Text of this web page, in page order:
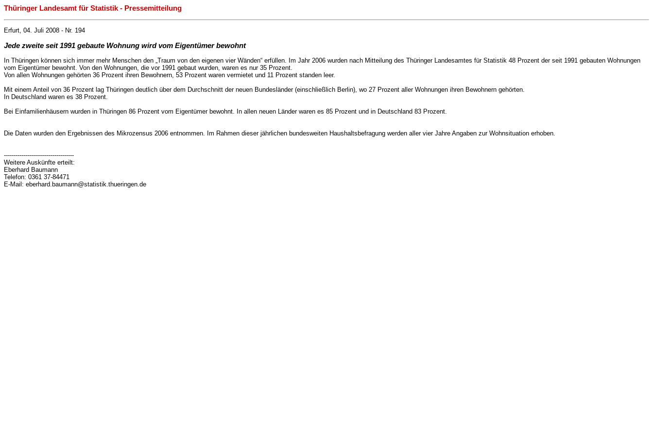
Thüringer Landesamt für Statistik - Pressemitteilung
Erfurt, 04. Juli 2008 - Nr. 194
Jede zweite seit 1991 gebaute Wohnung wird vom Eigentümer bewohnt
In Thüringen können sich immer mehr Menschen den „Traum von den eigenen vier Wänden“ erfüllen. Im Jahr 2006 wurden nach Mitteilung des Thüringer Landesamtes für Statistik 48 Prozent der seit 1991 gebauten Wohnungen
vom Eigentümer bewohnt. Von den Wohnungen, die vor 1991 gebaut wurden, waren es nur 35 Prozent.
Von allen Wohnungen gehörten 36 Prozent ihren Bewohnern, 53 Prozent waren vermietet und 11 Prozent standen leer.
Mit einem Anteil von 36 Prozent lag Thüringen deutlich über dem Durchschnitt der neuen Bundesländer (einschließlich Berlin), wo 27 Prozent aller Wohnungen ihren Bewohnern gehörten.
In Deutschland waren es 38 Prozent.
Bei Einfamilienhäusern wurden in Thüringen 86 Prozent vom Eigentümer bewohnt. In allen neuen Länder waren es 85 Prozent und in Deutschland 83 Prozent.
Die Daten wurden den Ergebnissen des Mikrozensus 2006 entnommen. Im Rahmen dieser jährlichen bundesweiten Haushaltsbefragung werden aller vier Jahre Angaben zur Wohnsituation erhoben.
------------------------------------
Weitere Auskünfte erteilt:
Eberhard Baumann
Telefon: 0361 37-84471
E-Mail: eberhard.baumann@statistik.thueringen.de